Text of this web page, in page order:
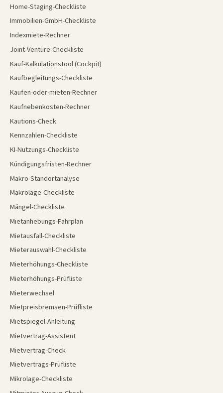
Home-Staging-Checkliste
Immobilien-GmbH-Checkliste
Indexmiete-Rechner
Joint-Venture-Checkliste
Kauf-Kalkulationstool (Cockpit)
Kaufbegleitungs-Checkliste
Kaufen-oder-mieten-Rechner
Kaufnebenkosten-Rechner
Kautions-Check
Kennzahlen-Checkliste
KI-Nutzungs-Checkliste
Kündigungsfristen-Rechner
Makro-Standortanalyse
Makrolage-Checkliste
Mängel-Checkliste
Mietanhebungs-Fahrplan
Mietausfall-Checkliste
Mieterauswahl-Checkliste
Mieterhöhungs-Checkliste
Mieterhöhungs-Prüfliste
Mieterwechsel
Mietpreisbremsen-Prüfliste
Mietspiegel-Anleitung
Mietvertrag-Assistent
Mietvertrag-Check
Mietvertrags-Prüfliste
Mikrolage-Checkliste